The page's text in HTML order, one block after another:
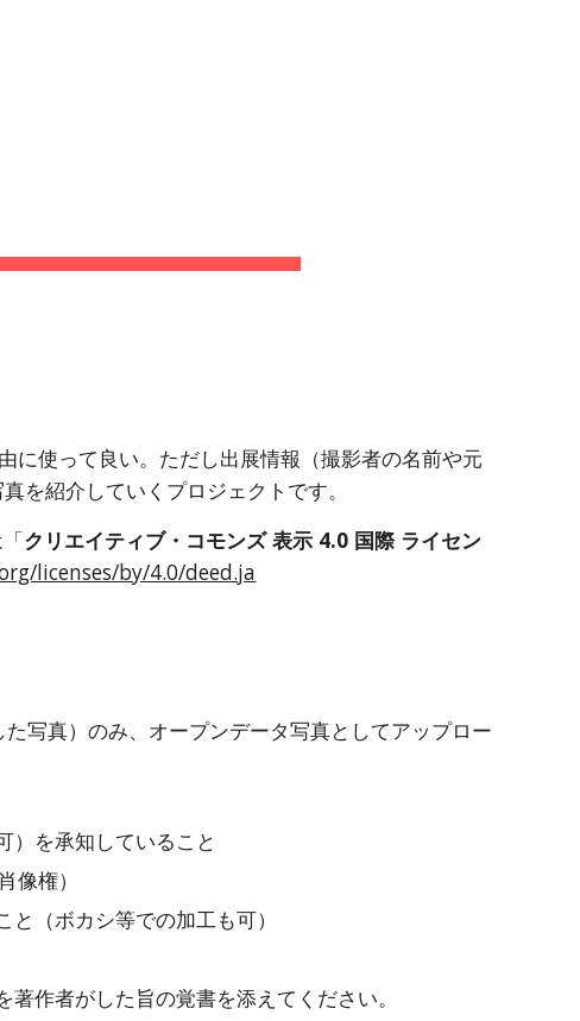
に使って良い。ただし出展情報（撮影者の名前や元
を紹介していくプロジェクトです。
クリエイティブ・コモンズ 表示 4.0 国際 ライセン
licenses/by/4.0/deed.ja
写真）のみ、オープンデータ写真としてアップロー
）を承知していること
像権）
（ボカシ等での加工も可）
作者がした旨の覚書を添えてください。